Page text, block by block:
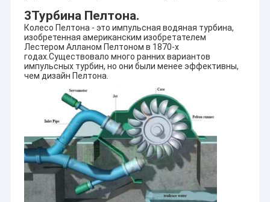
Продукты
О нас
Путешествие фабрики
3Турбина Пелтона.
Колесо Пелтона - это импульсная водяная турбина,
изобретенная американским изобретателем
Лестером Алланом Пелтоном в 1870-х
годах.Существовало много ранних вариантов
импульсных турбин, но они были менее эффективны,
чем дизайн Пелтона.
HYDROTU полные китайские поставщик оборудования
гидроэлектроэнергии, советовать с и рискованое
начинание проектирования в поле оборудования
гидроэлектроэнергии. Мы обеспечиваем
высококачественное китайское оборудование
гидроэлектроэнергии с передовыми технологиями и
комплексными обслуживаниями для встречи глобальных
рынков гидроэлектроэнергии.